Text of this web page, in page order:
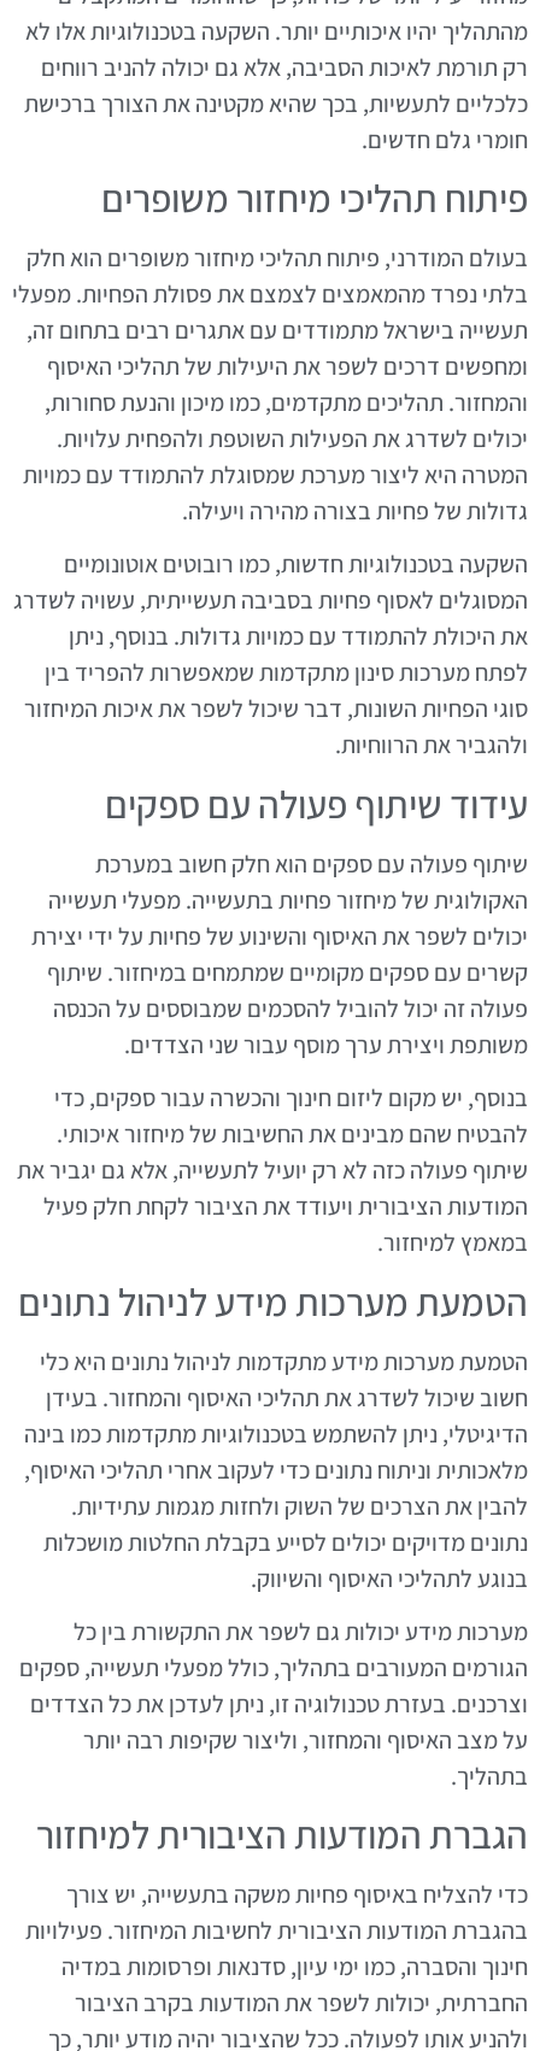
מהתהליך יהיו איכותיים יותר. השקעה בטכנולוגיות אלו לא
רק תורמת לאיכות הסביבה, אלא גם יכולה להניב רווחים
כלכליים לתעשיות, בכך שהיא מקטינה את הצורך ברכישת
חומרי גלם חדשים.
פיתוח תהליכי מיחזור משופרים
בעולם המודרני, פיתוח תהליכי מיחזור משופרים הוא חלק
בלתי נפרד מהמאמצים לצמצם את פסולת הפחיות. מפעלי
תעשייה בישראל מתמודדים עם אתגרים רבים בתחום זה,
ומחפשים דרכים לשפר את היעילות של תהליכי האיסוף
והמחזור. תהליכים מתקדמים, כמו מיכון והנעת סחורות,
יכולים לשדרג את הפעילות השוטפת ולהפחית עלויות.
המטרה היא ליצור מערכת שמסוגלת להתמודד עם כמויות
גדולות של פחיות בצורה מהירה ויעילה.
השקעה בטכנולוגיות חדשות, כמו רובוטים אוטונומיים
המסוגלים לאסוף פחיות בסביבה תעשייתית, עשויה לשדרג
את היכולת להתמודד עם כמויות גדולות. בנוסף, ניתן
לפתח מערכות סינון מתקדמות שמאפשרות להפריד בין
סוגי הפחיות השונות, דבר שיכול לשפר את איכות המיחזור
ולהגביר את הרווחיות.
עידוד שיתוף פעולה עם ספקים
שיתוף פעולה עם ספקים הוא חלק חשוב במערכת
האקולוגית של מיחזור פחיות בתעשייה. מפעלי תעשייה
יכולים לשפר את האיסוף והשינוע של פחיות על ידי יצירת
קשרים עם ספקים מקומיים שמתמחים במיחזור. שיתוף
פעולה זה יכול להוביל להסכמים שמבוססים על הכנסה
משותפת ויצירת ערך מוסף עבור שני הצדדים.
בנוסף, יש מקום ליזום חינוך והכשרה עבור ספקים, כדי
להבטיח שהם מבינים את החשיבות של מיחזור איכותי.
שיתוף פעולה כזה לא רק יועיל לתעשייה, אלא גם יגביר את
המודעות הציבורית ויעודד את הציבור לקחת חלק פעיל
במאמץ למיחזור.
הטמעת מערכות מידע לניהול נתונים
הטמעת מערכות מידע מתקדמות לניהול נתונים היא כלי
חשוב שיכול לשדרג את תהליכי האיסוף והמחזור. בעידן
הדיגיטלי, ניתן להשתמש בטכנולוגיות מתקדמות כמו בינה
מלאכותית וניתוח נתונים כדי לעקוב אחרי תהליכי האיסוף,
להבין את הצרכים של השוק ולחזות מגמות עתידיות.
נתונים מדויקים יכולים לסייע בקבלת החלטות מושכלות
בנוגע לתהליכי האיסוף והשיווק.
מערכות מידע יכולות גם לשפר את התקשורת בין כל
הגורמים המעורבים בתהליך, כולל מפעלי תעשייה, ספקים
וצרכנים. בעזרת טכנולוגיה זו, ניתן לעדכן את כל הצדדים
על מצב האיסוף והמחזור, וליצור שקיפות רבה יותר
בתהליך.
הגברת המודעות הציבורית למיחזור
כדי להצליח באיסוף פחיות משקה בתעשייה, יש צורך
בהגברת המודעות הציבורית לחשיבות המיחזור. פעילויות
חינוך והסברה, כמו ימי עיון, סדנאות ופרסומות במדיה
החברתית, יכולות לשפר את המודעות בקרב הציבור
ולהניע אותו לפעולה. ככל שהציבור יהיה מודע יותר, כך